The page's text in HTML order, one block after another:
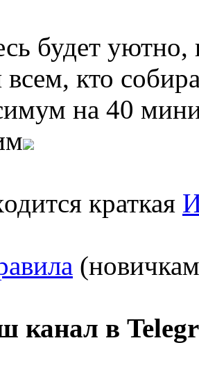
будет
кто
на 40
краткая
канал в